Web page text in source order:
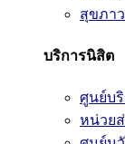
สุขภา
บริการนิสิต
ศูนย์บ
หน่วย